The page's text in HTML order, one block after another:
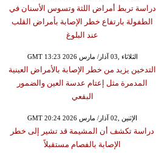
دراسة تربط أمراض اللثة وتسوس الأسنان في
الطفولة بارتفاع خطر الإصابة بأمراض القلب
عند البلوغ
GMT 13:23 2026 الثلاثاء ,03 آذار/ مارس
التدخين يزيد من خطر الإصابة بالأمراض العينية
المدمرة مثل إعتام عدسة العين والضمور
البقعي
GMT 20:24 2026 الإثنين ,02 آذار/ مارس
دراسة تكشف أن المشيمة قد تشير إلى خطر
الإصابة بالفصام مستقبلاً